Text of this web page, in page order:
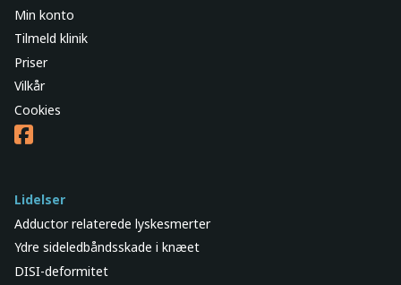
Min konto
Tilmeld klinik
Priser
Vilkår
Cookies
Lidelser
Adductor relaterede lyskesmerter
Ydre sideledbåndsskade i knæet
DISI-deformitet